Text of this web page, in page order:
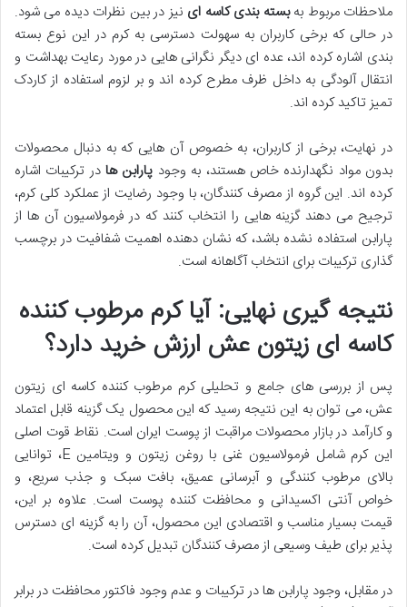
ملاحظات مربوط بهبسته بندی کاسه ای نیز در بین نظرات دیده می شود.
در حالی که برخی کاربران به سهولت دسترسی به کرم در این نوع بسته
بندی اشاره کرده اند، عده ای دیگر نگرانی هایی در مورد رعایت بهداشت و
انتقال آلودگی به داخل ظرف مطرح کرده اند و بر لزوم استفاده از کاردک
تمیز تاکید کرده اند.
در نهایت، برخی از کاربران، به خصوص آن هایی که به دنبال محصولات
بدون مواد نگهدارنده خاص هستند، به وجود پارابن هادر ترکیبات اشاره
کرده اند. این گروه از مصرف کنندگان، با وجود رضایت از عملکرد کلی کرم،
ترجیح می دهند گزینه هایی را انتخاب کنند که در فرمولاسیون آن ها از
پارابن استفاده نشده باشد، که نشان دهنده اهمیت شفافیت در برچسب
گذاری ترکیبات برای انتخاب آگاهانه است.
نتیجه گیری نهایی: آیا کرم مرطوب کننده
کاسه ای زیتون عش ارزش خرید دارد؟
پس از بررسی های جامع و تحلیلی کرم مرطوب کننده کاسه ای زیتون
عش، می توان به این نتیجه رسید که این محصول یک گزینه قابل اعتماد
و کارآمد در بازار محصولات مراقبت از پوست ایران است. نقاط قوت اصلی
این کرم شامل فرمولاسیون غنی با روغن زیتون و ویتامین E، توانایی
بالای مرطوب کنندگی و آبرسانی عمیق، بافت سبک و جذب سریع، و
خواص آنتی اکسیدانی و محافظت کننده پوست است. علاوه بر این،
قیمت بسیار مناسب و اقتصادی این محصول، آن را به گزینه ای دسترس
پذیر برای طیف وسیعی از مصرف کنندگان تبدیل کرده است.
در مقابل، وجود پارابن ها در ترکیبات و عدم وجود فاکتور محافظت در برابر